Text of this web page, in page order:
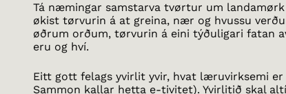
Tá næmingar samstarva tvørtur um
økist tørvurin á at greina, nær og hvussu
øðrum orðum, tørvurin á eini týðuligari fatan
eru og hví.
Eitt gott felags yvirlit yvir, hvat læruvirksemi er
Sammon kallar hetta e-tivitet). Yvirlitið skal